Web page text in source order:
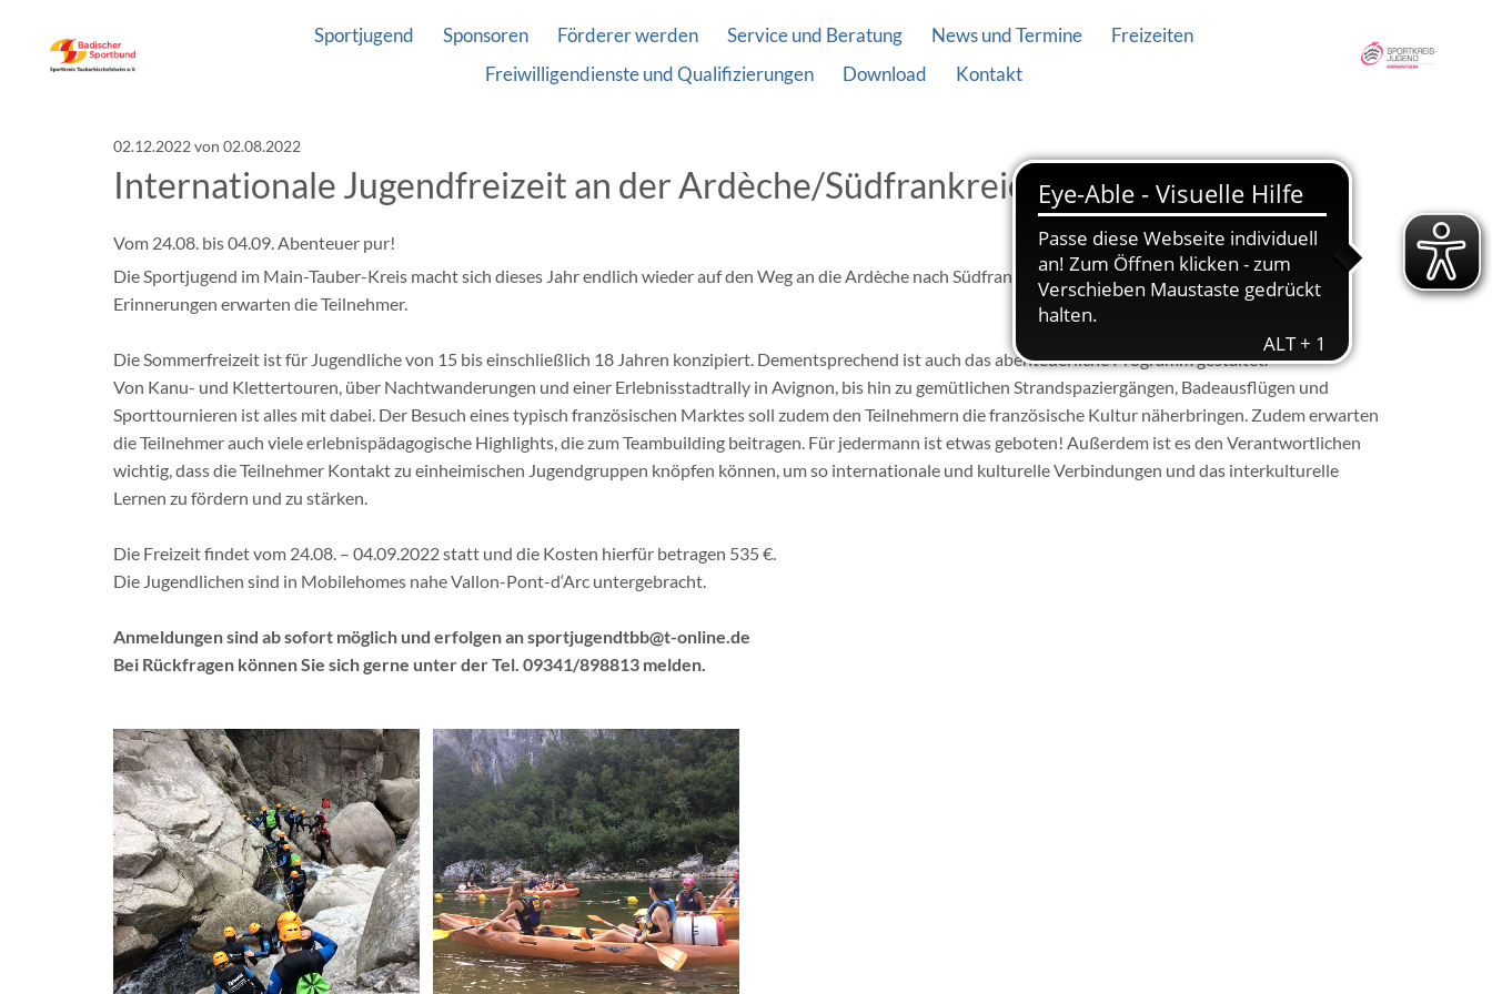
Sportjugend Sponsoren Förderer werden Service und Beratung News und Termine
Freizeiten
Freiwilligendienste und Qualifizierungen
Download Kontakt
02.12.2022von 02.08.2022
Internationale Jugendfreizeit an der Ardèche/Südfrankreich der Sportjugend
Vom 24.08. bis 04.09. Abenteuer pur!
Die Sportjugend im Main-Tauber-Kreis macht sich dieses Jahr endlich wieder auf den Weg an die Ardèche nach Südfrankreich. Unvergessliche Abenteuer und
Erinnerungen erwarten die Teilnehmer.
Die Sommerfreizeit ist für Jugendliche von 15 bis einschließlich 18 Jahren konzipiert. Dementsprechend ist auch das abenteuerliche Programm gestaltet.
Von Kanu- und Klettertouren, über Nachtwanderungen und einer Erlebnisstadtrally in Avignon, bis hin zu gemütlichen Strandspaziergängen, Badeausflügen und
Sporttournieren ist alles mit dabei. Der Besuch eines typisch französischen Marktes soll zudem den Teilnehmern die französische Kultur näherbringen. Zudem erwarten
die Teilnehmer auch viele erlebnispädagogische Highlights, die zum Teambuilding beitragen. Für jedermann ist etwas geboten! Außerdem ist es den Verantwortlichen
wichtig, dass die Teilnehmer Kontakt zu einheimischen Jugendgruppen knöpfen können, um so internationale und kulturelle Verbindungen und das interkulturelle
Lernen zu fördern und zu stärken.
Die Freizeit findet vom 24.08. – 04.09.2022 statt und die Kosten hierfür betragen 535 €.
Die Jugendlichen sind in Mobilehomes nahe Vallon-Pont-d‘Arc untergebracht.
Anmeldungen sind ab sofort möglich und erfolgen an sportjugendtbb@t-online.de
Bei Rückfragen können Sie sich gerne unter der Tel. 09341/898813 melden.